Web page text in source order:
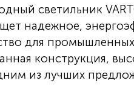
светильник
надежное,
для
конструкция,
из лучших